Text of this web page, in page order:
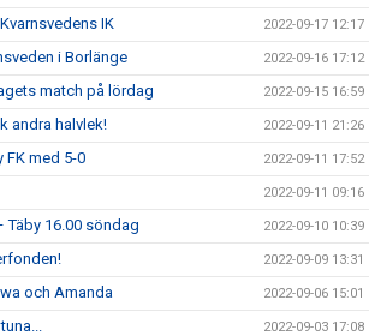
IK 2022-09-17 12:17
i Borlänge 2022-09-16 17:12
match på lördag 2022-09-15 16:59
andra halvlek! 2022-09-11 21:26
FK med 5-0 2022-09-11 17:52
2022-09-11 09:16
Täby 16.00 söndag 2022-09-10 10:39
2022-09-09 13:31
och Amanda 2022-09-06 15:01
2022-09-03 17:08